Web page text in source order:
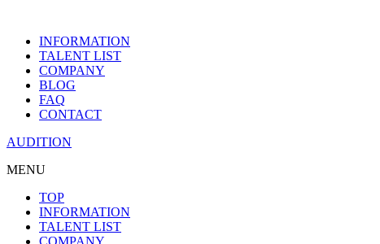
INFORMATION
TALENT LIST
COMPANY
BLOG
FAQ
CONTACT
AUDITION
MENU
TOP
INFORMATION
TALENT LIST
COMPANY